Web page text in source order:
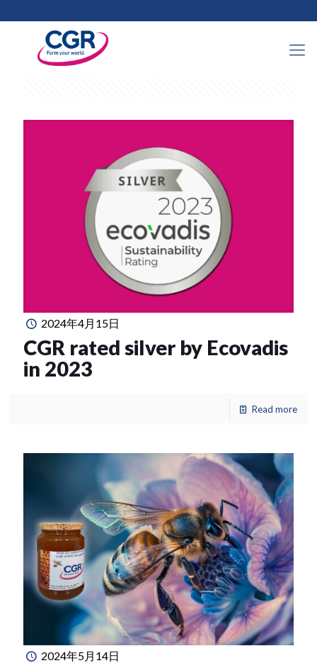
Categories Tags
2024年4月15日
CGR rated silver by Ecovadis
in 2023
Read more
2024年5月14日